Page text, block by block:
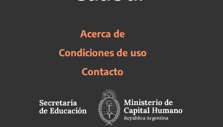
Acerca de
Condiciones de uso
Contacto